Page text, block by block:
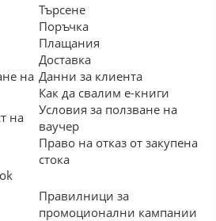
на
на
Търсене
Поръчка
Плащания
Доставка
Данни за клиента
Как да свалим е-книги
Условия за ползване на
ваучер
Право на отказ от закупена
стока
Правилници за
промоционални кампании